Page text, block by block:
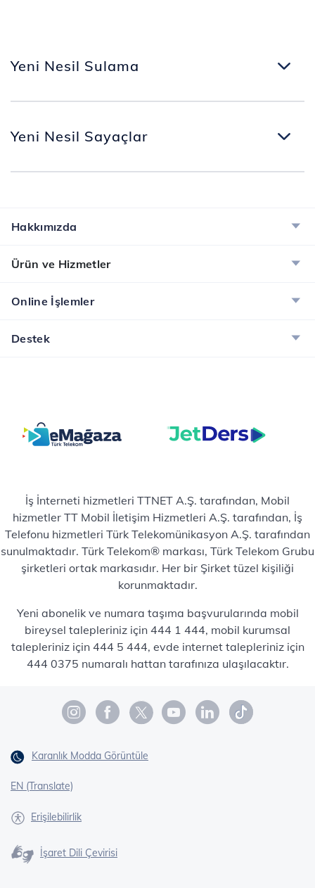
Yeni Nesil Sulama
Yeni Nesil Sayaçlar
Hakkımızda
Ürün ve Hizmetler
Online İşlemler
Destek
İş İnterneti hizmetleri TTNET A.Ş. tarafından, Mobil
hizmetler TT Mobil İletişim Hizmetleri A.Ş. tarafından, İş
Telefonu hizmetleri Türk Telekomünikasyon A.Ş. tarafından
sunulmaktadır. Türk Telekom® markası, Türk Telekom Grubu
şirketleri ortak markasıdır. Her bir Şirket tüzel kişiliği
korunmaktadır.
Yeni abonelik ve numara taşıma başvurularında mobil
bireysel talepleriniz için 444 1 444, mobil kurumsal
talepleriniz için 444 5 444, evde internet talepleriniz için
444 0375 numaralı hattan tarafınıza ulaşılacaktır.
Karanlık Modda Görüntüle
EN (Translate)
Erişilebilirlik
İşaret Dili Çevirisi